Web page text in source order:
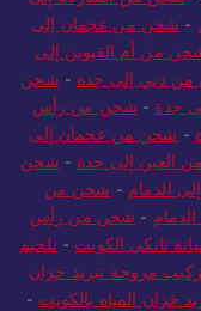
- شحن من عجمان إلى
من أم القيوين إلى
دبي إلى جدة - شحن
جدة - شحن من رأس
- شحن من عجمان إلى
العين إلى جدة - شحن
الدمام - شحن من
- شحن من رأس
تانكي الكويت -تلحيم
مروحة تبريد خزان
خزان المياه بالكويت -